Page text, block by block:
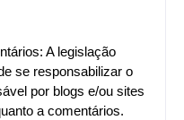
A legislação
se responsabilizar o
por blogs e/ou sites
a comentários.